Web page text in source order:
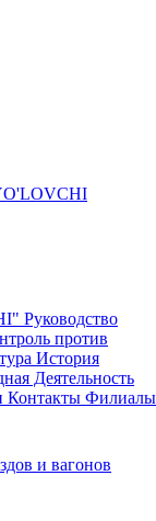
Руководство
против
История
Деятельность
Контакты Филиалы
и вагонов